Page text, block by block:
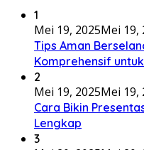
1
Mei 19, 2025Mei 19,
Tips Aman
Komprehensif
2
Mei 19, 2025Mei 19,
Cara Bikin
Lengkap
3